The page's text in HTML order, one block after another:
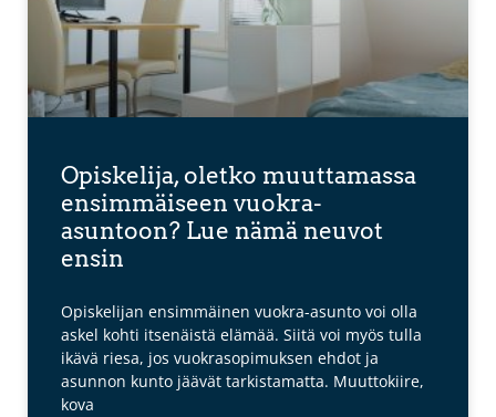
Opiskelija, oletko muuttamassa
ensimmäiseen vuokra-
asuntoon? Lue nämä neuvot
ensin
Opiskelijan ensimmäinen vuokra-asunto voi olla
askel kohti itsenäistä elämää. Siitä voi myös tulla
ikävä riesa, jos vuokrasopimuksen ehdot ja
asunnon kunto jäävät tarkistamatta. Muuttokiire,
kova